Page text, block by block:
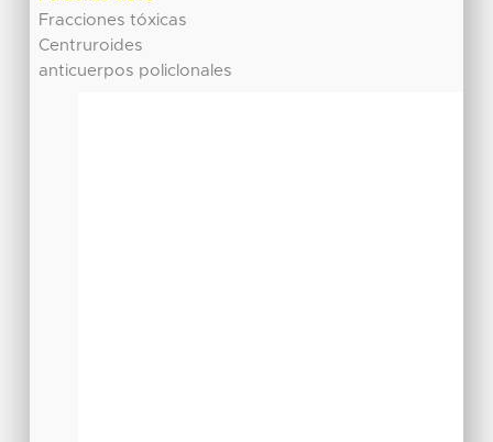
Fracciones tóxicas
Centruroides
anticuerpos policlonales